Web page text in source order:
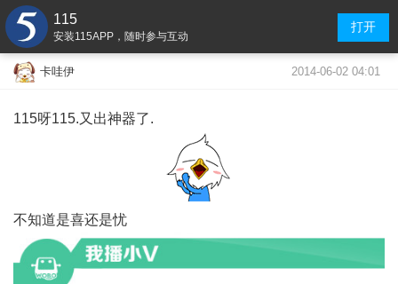
115
安装115APP，随时参与互动
打开
卡哇伊 2014-06-02 04:01
115呀115.又出神器了.
不知道是喜还是忧